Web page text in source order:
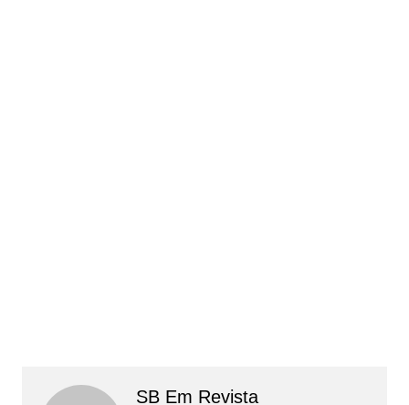
SB Em Revista